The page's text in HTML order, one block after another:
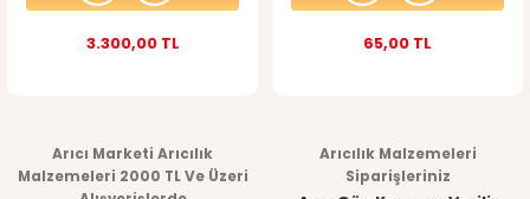
3.300,00 TL 65,00 TL
Arıcı Marketi Arıcılık
Malzemeleri 2000 TL Ve Üzeri
Arıcılık Malzemeleri
Siparişleriniz